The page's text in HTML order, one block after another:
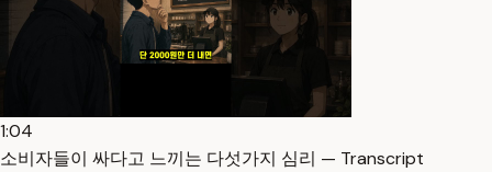
1:04
소비자들이 싸다고 느끼는 다섯가지 심리 — Transcript